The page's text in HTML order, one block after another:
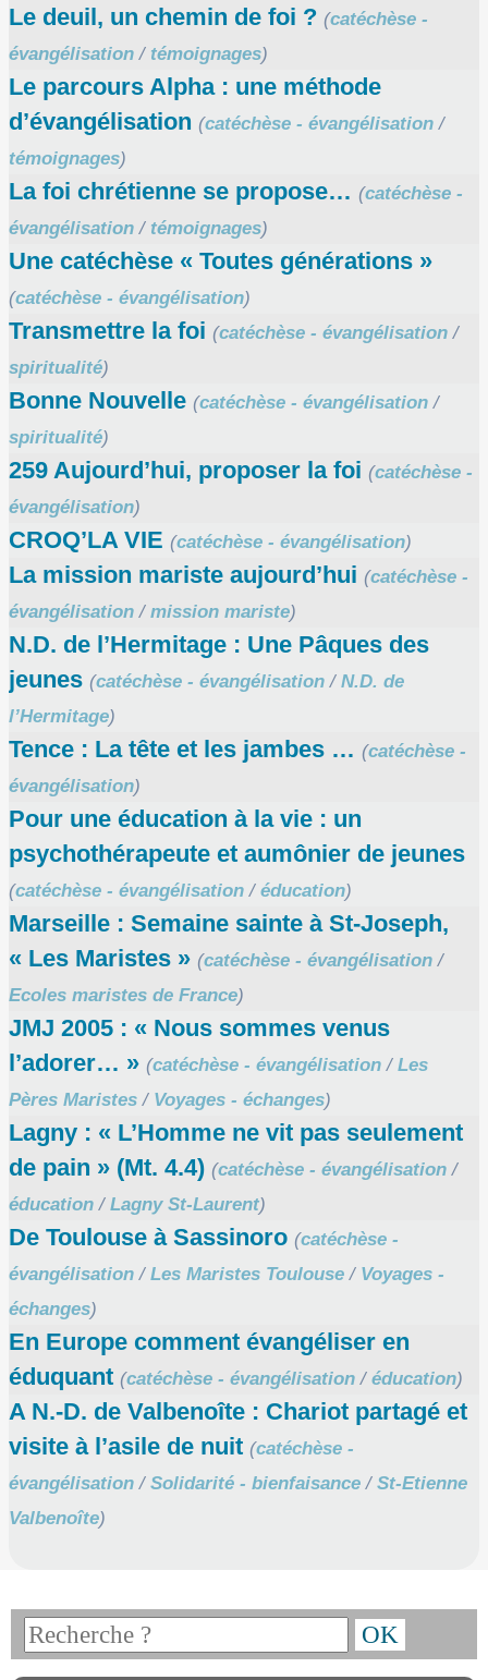
Le deuil, un chemin de foi ? (catéchèse -
évangélisation/ témoignages)
Le parcours Alpha : une méthode
d’évangélisation (catéchèse - évangélisation/
témoignages)
La foi chrétienne se propose… (catéchèse -
évangélisation/ témoignages)
Une catéchèse « Toutes générations »
(catéchèse - évangélisation)
Transmettre la foi (catéchèse - évangélisation/
spiritualité)
Bonne Nouvelle (catéchèse - évangélisation/
spiritualité)
259 Aujourd’hui, proposer la foi (catéchèse -
évangélisation)
CROQ’LA VIE (catéchèse - évangélisation)
La mission mariste aujourd’hui (catéchèse -
évangélisation/ mission mariste)
N.D. de l’Hermitage : Une Pâques des
jeunes (catéchèse - évangélisation/ N.D. de
l’Hermitage)
Tence : La tête et les jambes … (catéchèse -
évangélisation)
Pour une éducation à la vie : un
psychothérapeute et aumônier de jeunes
(catéchèse - évangélisation/ éducation)
Marseille : Semaine sainte à St-Joseph,
« Les Maristes » (catéchèse - évangélisation/
Ecoles maristes de France)
JMJ 2005 : « Nous sommes venus
l’adorer… » (catéchèse - évangélisation/ Les
Pères Maristes/ Voyages - échanges)
Lagny : « L’Homme ne vit pas seulement
de pain » (Mt. 4.4) (catéchèse - évangélisation/
éducation/ Lagny St-Laurent)
De Toulouse à Sassinoro (catéchèse -
évangélisation/ Les Maristes Toulouse/ Voyages -
échanges)
En Europe comment évangéliser en
éduquant (catéchèse - évangélisation/ éducation)
A N.-D. de Valbenoîte : Chariot partagé et
visite à l’asile de nuit (catéchèse -
évangélisation/ Solidarité - bienfaisance/ St-Etienne
Valbenoîte)